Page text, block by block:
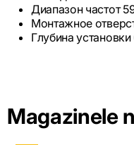
Диапазон частот
Монтажное
Глубина
Magazinele